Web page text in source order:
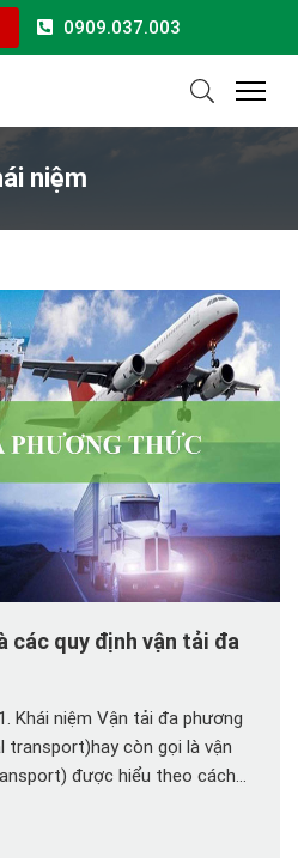
0909.037.003
niệm
các quy định vận tải đa
Khái niệm Vận tải đa phương
còn gọi là vận
được hiểu theo cách
khác nhau trở lên, trên cơ